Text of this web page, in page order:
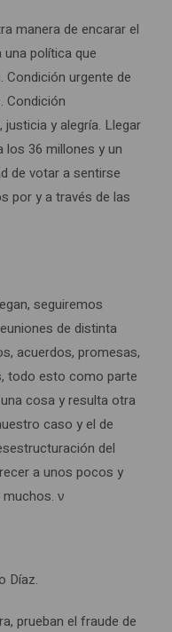
manera de encarar el
política que
Condición urgente de
Condición
y alegría. Llegar
los 36 millones y un
de votar a sentirse
por y a través de las
seguiremos
de distinta
acuerdos, promesas,
todo esto como parte
cosa y resulta otra
caso y el de
del
a unos pocos y
ν
Díaz.
prueban el fraude de